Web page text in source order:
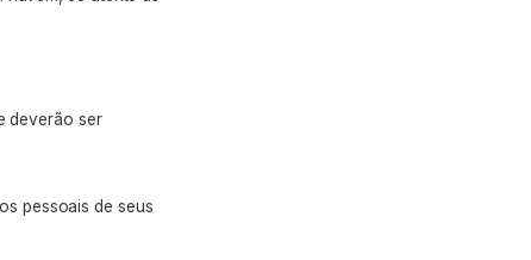
deverão ser
pessoais de seus